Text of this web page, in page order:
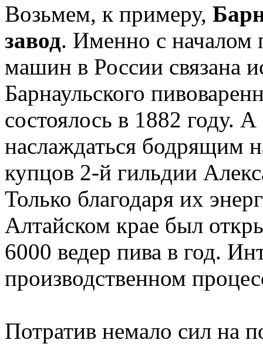
Возьмем, к примеру,
завод. Именно с
машин в России связана
Барнаульского
состоялось в 1882 году.
наслаждаться бодрящим
купцов 2-й гильдии
Только благодаря их
Алтайском крае был
6000 ведер пива в год.
производственном
Потратив немало сил на